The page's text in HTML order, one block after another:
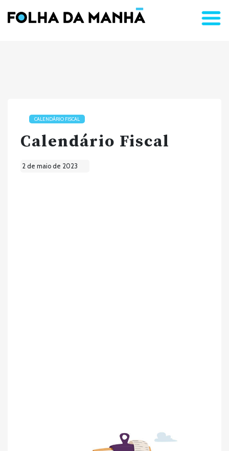
CALENDÁRIO FISCAL
Calendário Fiscal
2 de maio de 2023